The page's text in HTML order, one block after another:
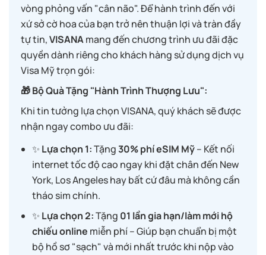
vòng phỏng vấn "cân não". Để hành trình đến với
xứ sở cờ hoa của bạn trở nên thuận lợi và tràn đầy
tự tin,VISANAmang đến chương trình ưu đãi đặc
quyền dành riêng cho khách hàng sử dụng dịch vụ
Visa Mỹ trọn gói:
🎁 Bộ Quà Tặng "Hành Trình Thượng Lưu":
Khi tin tưởng lựa chọn VISANA, quý khách sẽ được
nhận ngay combo ưu đãi:
✨ Lựa chọn 1:Tặng30% phí eSIM Mỹ– Kết nối
internet tốc độ cao ngay khi đặt chân đến New
York, Los Angeles hay bất cứ đâu mà không cần
tháo sim chính.
✨ Lựa chọn 2:Tặng 01 lần gia hạn/làm mới hộ
chiếu online miễn phí – Giúp bạn chuẩn bị một
bộ hồ sơ "sạch" và mới nhất trước khi nộp vào